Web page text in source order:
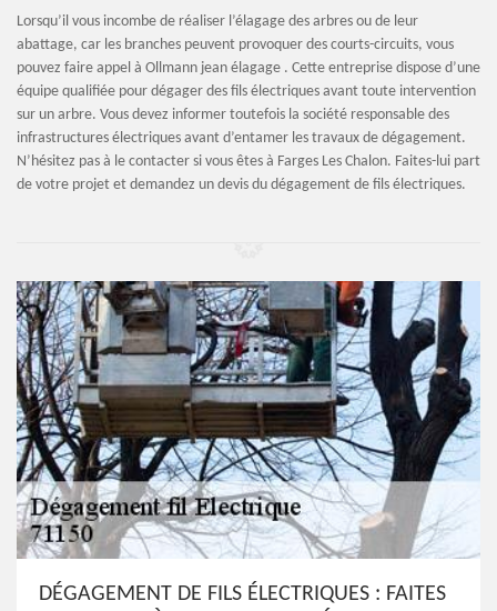
Lorsqu’il vous incombe de réaliser l’élagage des arbres ou de leur
abattage, car les branches peuvent provoquer des courts-circuits, vous
pouvez faire appel à Ollmann jean élagage . Cette entreprise dispose d’une
équipe qualifiée pour dégager des fils électriques avant toute intervention
sur un arbre. Vous devez informer toutefois la société responsable des
infrastructures électriques avant d’entamer les travaux de dégagement.
N’hésitez pas à le contacter si vous êtes à Farges Les Chalon. Faites-lui part
de votre projet et demandez un devis du dégagement de fils électriques.
DÉGAGEMENT DE FILS ÉLECTRIQUES : FAITES